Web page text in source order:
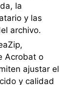
la
y las
archivo.
Acrobat o
ajustar el
y calidad